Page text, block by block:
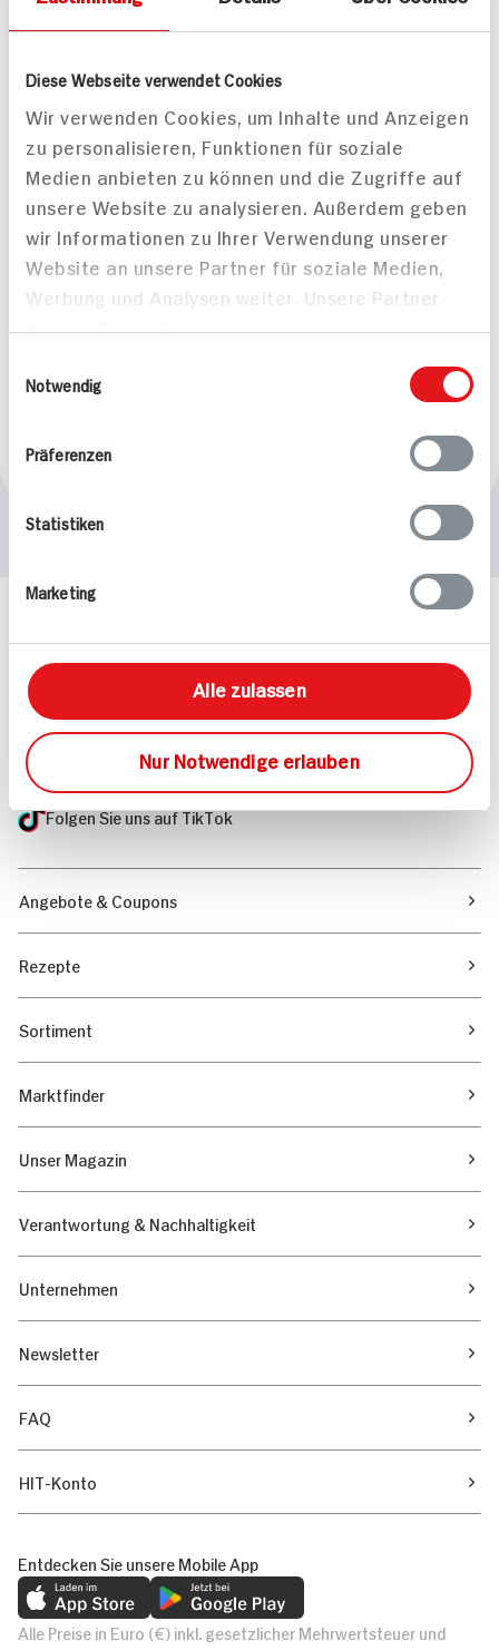
Diese Webseite verwendet Cookies
Wir verwenden Cookies, um Inhalte und Anzeigen
zu personalisieren, Funktionen für soziale
Medien anbieten zu können und die Zugriffe auf
unsere Website zu analysieren. Außerdem geben
wir Informationen zu Ihrer Verwendung unserer
Website an unsere Partner für soziale Medien,
Werbung und Analysen weiter. Unsere Partner
führen diese Informationen möglicherweise mit
bereitgestellt haben oder die sie im Rahmen
Notwendig
Präferenzen
Statistiken
Marketing
Alle zulassen
Nur Notwendige erlauben
Trifle für 4 Personen
(0228) 42967 0
Montag - Donnerstag: 9 bis 16 Uhr
Freitags: 9 bis 13 Uhr
Folgen Sie uns auf TikTok
Angebote & Coupons
Rezepte
Sortiment
Marktfinder
Unser Magazin
Verantwortung & Nachhaltigkeit
Unternehmen
Newsletter
FAQ
HIT-Konto
Entdecken Sie unsere Mobile App
Alle Preise in Euro (€) inkl. gesetzlicher Mehrwertsteuer und